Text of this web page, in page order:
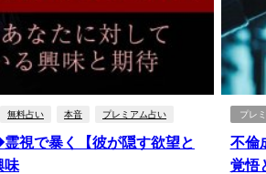
無料占い 本音 プレミアム占い
視で暴く【彼が隠す欲望と
味
プレ
不倫
覚悟